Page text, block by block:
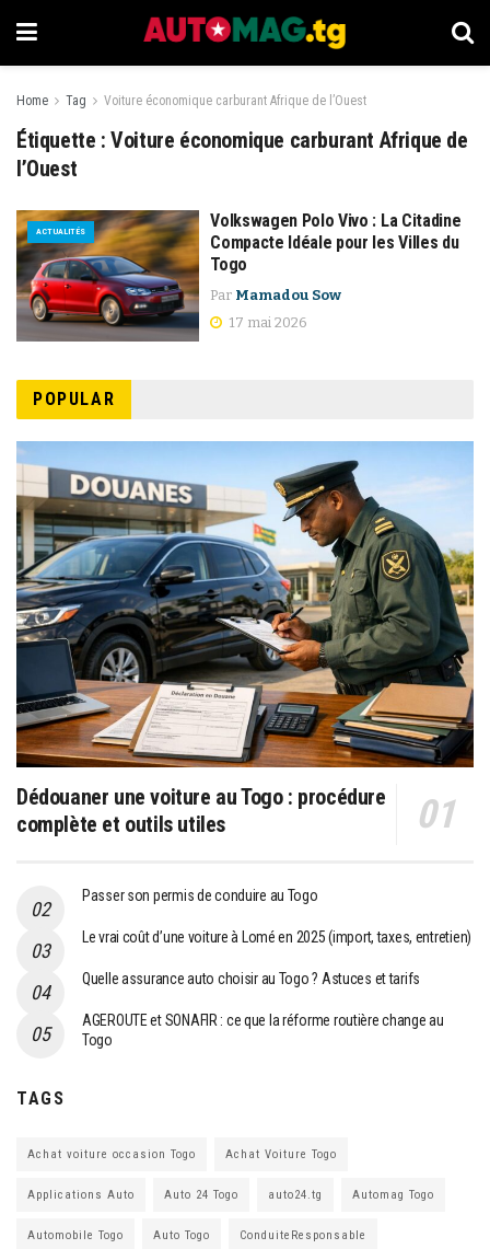
Home Tag Voiture économique carburant Afrique de l’Ouest
Étiquette :Voiture économique carburant Afrique de
l’Ouest
ACTUALITÉS
Volkswagen Polo Vivo : La Citadine
Compacte Idéale pour les Villes du
Togo
Par Mamadou Sow
17 mai 2026
POPULAR
Dédouaner une voiture au Togo : procédure
complète et outils utiles
Passer son permis de conduire au Togo
Le vrai coût d’une voiture à Lomé en 2025 (import, taxes, entretien)
Quelle assurance auto choisir au Togo ? Astuces et tarifs
AGEROUTE et SONAFIR : ce que la réforme routière change au
Togo
TAGS
Achat voiture occasion Togo Achat Voiture Togo
Applications Auto Auto 24 Togo auto24.tg Automag Togo
Automobile Togo Auto Togo ConduiteResponsable